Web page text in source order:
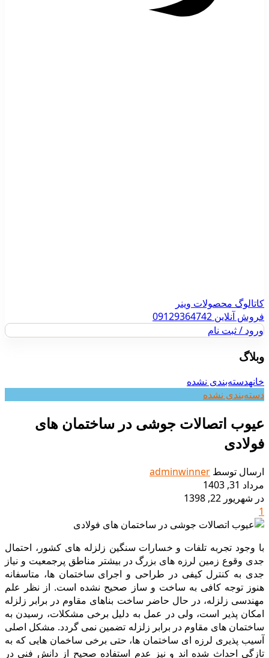
کاتالوگ محصولات وینر
فروش آنلاین 09129364742
ورود / ثبت نام
وبلاگ
خانهدسته‌بندی نشده
دسته‌بندی نشده
عیوب اتصالات جوشى در ساختمان هاى
فولادى
ارسال توسط adminwinner
مرداد 31, 1403
در شهریور 22, 1398
1
با وجود تجربه تلفات و خسارات سنگین زلزله هاى کشور، احتمال
جدى وقوع زمین لرزه هاى بزرگ در بیشتر مناطق پرجمعیت و نیاز
جدى به کنترل کیفى در طراحی و اجرای ساختمان ها، متاسفانه
هنوز توجه کافی به ساخت و ساز صحیح نشده است. از نظر علم
مهندسى زلزله، در حال حاضر ساخت بناهای مقاوم در برابر زلزله
امکان پذیر است، ولی در عمل به دلیل برخی مشکلات، رسیدن به
ساختمان های مقاوم در برابر زلزله تضمین نمی گردد. مشکل اصلی
آسیب پذیرى لرزه ای ساختمان ها، حتی برخی ساخمان هایی که به
تازگی احداث شده اند و نیز عدم استفاده صحیح از دانش فنی در